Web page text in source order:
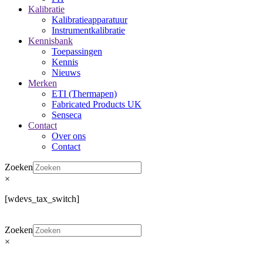
Kalibratie
Kalibratieapparatuur
Instrumentkalibratie
Kennisbank
Toepassingen
Kennis
Nieuws
Merken
ETI (Thermapen)
Fabricated Products UK
Senseca
Contact
Over ons
Contact
Zoeken
×
[wdevs_tax_switch]
Zoeken
×